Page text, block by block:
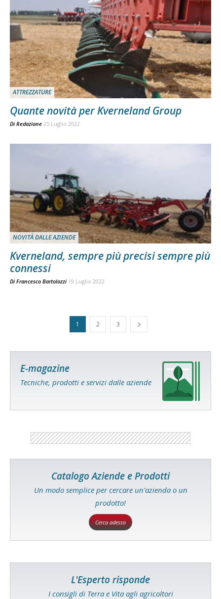
ATTREZZATURE
Quante novità per Kverneland Group
Di Redazione 25 Luglio 2022
NOVITÀ DALLE AZIENDE
Kverneland, sempre più precisi sempre più
connessi
Di Francesco Bartolozzi 19 Luglio 2022
1 2 3
E-magazine
Tecniche, prodotti e servizi dalle aziende
Catalogo Aziende e Prodotti
Un modo semplice per cercare un'azienda o un
prodotto!
Cerca adesso
L'Esperto risponde
I consigli di Terra e Vita agli agricoltori